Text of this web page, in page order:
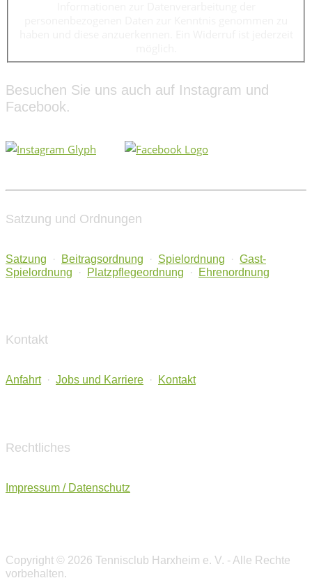
Besuchen Sie uns auch auf Instagram und
Facebook.
Satzung und Ordnungen
Satzung · Beitragsordnung · Spielordnung · Gast-
Spielordnung
· Platzpflegeordnung · Ehrenordnung
Kontakt
Anfahrt · Jobs und Karriere · Kontakt
Rechtliches
Impressum / Datenschutz
Copyright © 2026 Tennisclub Harxheim e. V. - Alle Rechte
vorbehalten.